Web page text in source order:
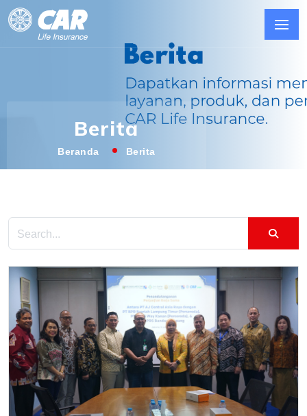
Berita
Beranda Berita